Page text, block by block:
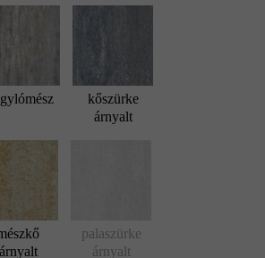
kőszürke
árnyalt
árnyalt
palaszürke
árnyalt